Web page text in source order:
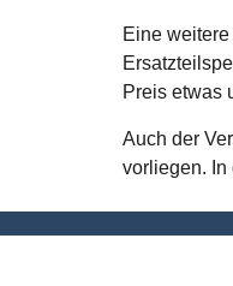
Eine
Preis etwas
Auch der
vorliegen. In